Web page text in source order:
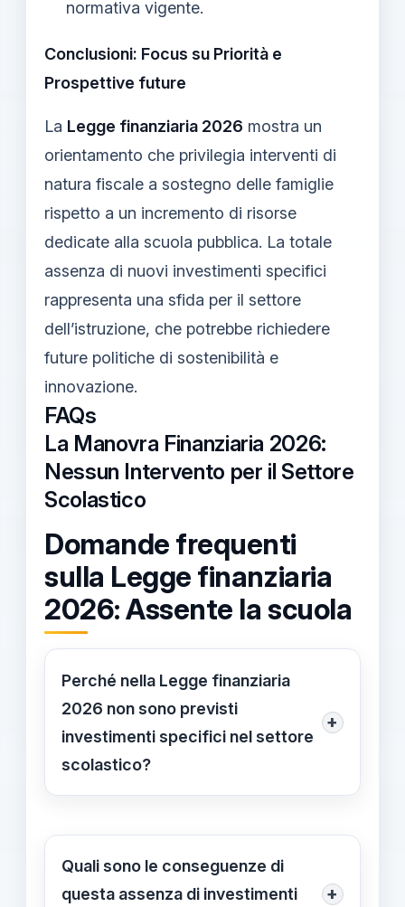
normativa vigente.
Conclusioni: Focus su Priorità e
Prospettive future
La Legge finanziaria 2026 mostra un
orientamento che privilegia interventi di
natura fiscale a sostegno delle famiglie
rispetto a un incremento di risorse
dedicate alla scuola pubblica. La totale
assenza di nuovi investimenti specifici
rappresenta una sfida per il settore
dell’istruzione, che potrebbe richiedere
future politiche di sostenibilità e
innovazione.
FAQs
La Manovra Finanziaria 2026:
Nessun Intervento per il Settore
Scolastico
Domande frequenti
sulla Legge finanziaria
2026: Assente la scuola
Perché nella Legge finanziaria
2026 non sono previsti
investimenti specifici nel settore
scolastico?
+
La mancanza di investimenti dedicati
2026 deriva, principalmente, dalle
recenti riforme legislative e dalle
Quali sono le conseguenze di
questa assenza di investimenti
+